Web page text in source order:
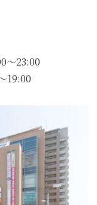
〜23:00
19:00